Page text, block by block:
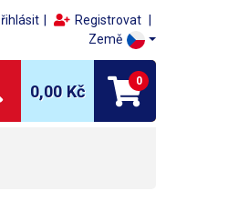
Registrovat
Země
0,00 Kč
0